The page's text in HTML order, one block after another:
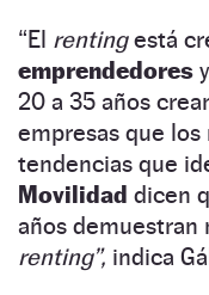
“El rentingestá
emprendedores
20 a 35 años
empresas que los
tendencias que
Movilidad dicen
años demuestran
renting”, indica